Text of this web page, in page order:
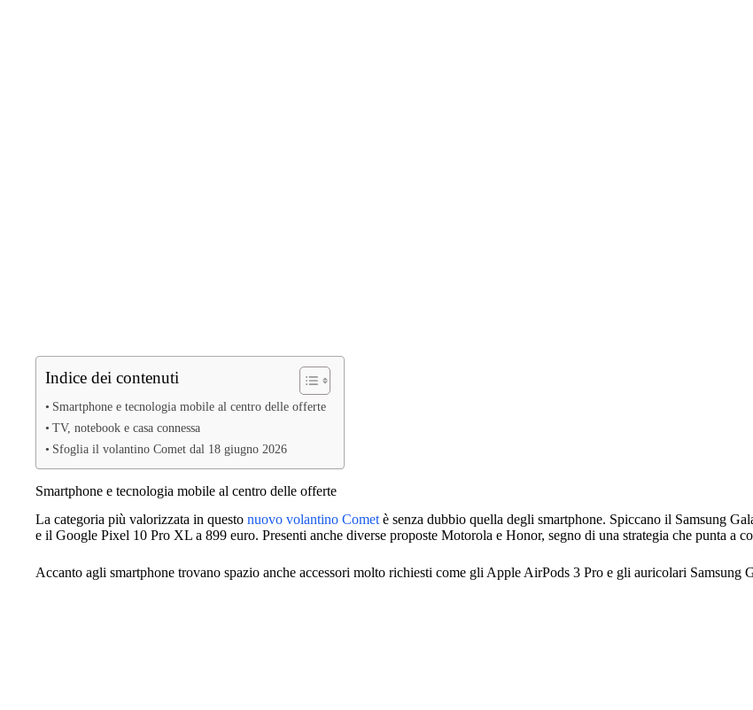
Indice dei contenuti
Smartphone e tecnologia mobile al centro delle offerte
TV, notebook e casa connessa
Sfoglia il volantino Comet dal 18 giugno 2026
Smartphone e tecnologia mobile al centro delle offerte
La categoria più valorizzata in questo nuovo volantino Comet è senza dubbio quella degli smartphone. Spiccano il Samsung
e il Google Pixel 10 Pro XL a 899 euro. Presenti anche diverse proposte Motorola e Honor, segno di una strategia che punta a
Accanto agli smartphone trovano spazio anche accessori molto richiesti come gli Apple AirPods 3 Pro e gli auricolari Samsung